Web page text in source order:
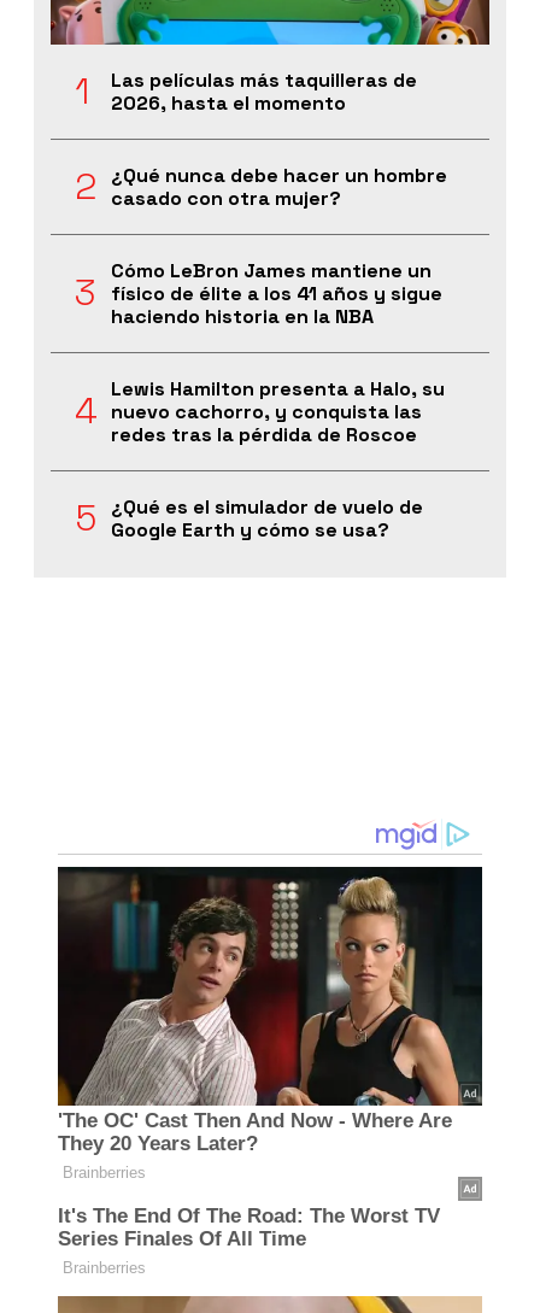
Las películas más taquilleras de
2026, hasta el momento
¿Qué nunca debe hacer un hombre
casado con otra mujer?
Cómo LeBron James mantiene un
físico de élite a los 41 años y sigue
haciendo historia en la NBA
Lewis Hamilton presenta a Halo, su
nuevo cachorro, y conquista las
redes tras la pérdida de Roscoe
¿Qué es el simulador de vuelo de
Google Earth y cómo se usa?